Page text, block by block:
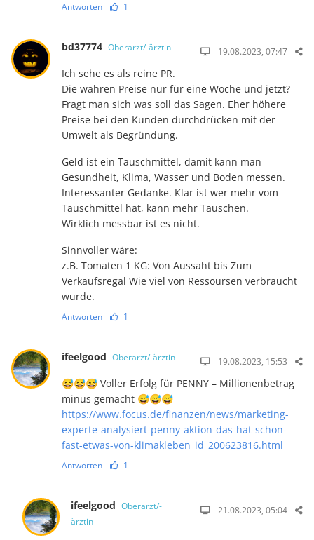
Antworten 1
bd37774 Oberarzt/-ärztin 19.08.2023, 07:47
Ich sehe es als reine PR.
Die wahren Preise nur für eine Woche und jetzt?
Fragt man sich was soll das Sagen. Eher höhere
Preise bei den Kunden durchdrücken mit der
Umwelt als Begründung.
Geld ist ein Tauschmittel, damit kann man
Gesundheit, Klima, Wasser und Boden messen.
Interessanter Gedanke. Klar ist wer mehr vom
Tauschmittel hat, kann mehr Tauschen.
Wirklich messbar ist es nicht.
Sinnvoller wäre:
z.B. Tomaten 1 KG: Von Aussaht bis Zum
Verkaufsregal Wie viel von Ressoursen verbraucht
wurde.
Antworten 1
ifeelgood Oberarzt/-ärztin 19.08.2023, 15:53
😅😅😅 Voller Erfolg für PENNY – Millionenbetrag
minus gemacht 😅😅😅
https://www.focus.de/finanzen/news/marketing-
experte-analysiert-penny-aktion-das-hat-schon-
fast-etwas-von-klimakleben_id_200623816.html
Antworten 1
ifeelgood Oberarzt/-
ärztin
21.08.2023, 05:04